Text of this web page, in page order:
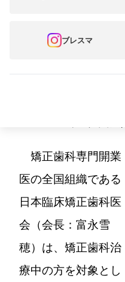
ブレスマ
第９回 ブレー
矯正歯科専門開業
医の全国組織である
日本臨床矯正歯科医
会（会長：富永雪
穂）は、矯正歯科治
療中の方を対象とし